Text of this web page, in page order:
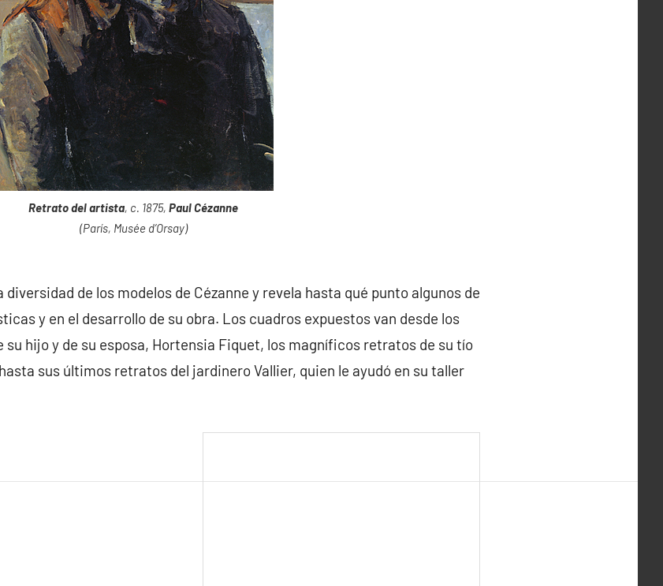
Retrato del artista, c. 1875, Paul Cézanne
(París, Musée d’Orsay)
de los modelos de Cézanne y revela hasta qué punto algunos de
y en el desarrollo de su obra. Los cuadros expuestos van desde los
hijo y de su esposa, Hortensia Fiquet, los magníficos retratos de su tío
sus últimos retratos del jardinero Vallier, quien le ayudó en su taller